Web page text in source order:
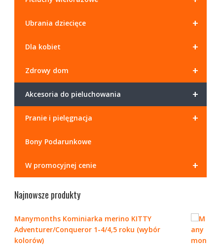
+
Ubrania dziecięce
+
Dla kobiet
+
Zdrowy dom
+
Akcesoria do pieluchowania
+
Pranie i pielęgnacja
Bony Podarunkowe
+
W promocyjnej cenie
Najnowsze produkty
Manymonths Kominiarka merino KITTY
Adventurer/Conqueror 1-4/4,5 roku (wybór
kolorów)